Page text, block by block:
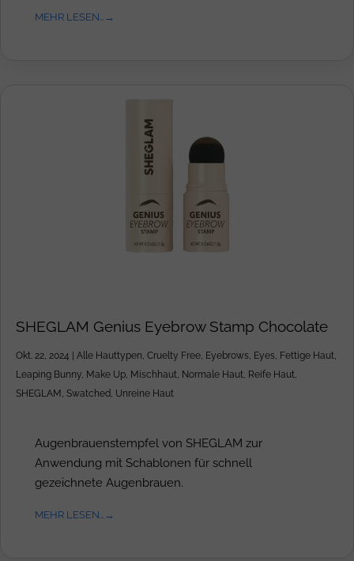
MEHR LESEN...
SHEGLAM Genius Eyebrow Stamp Chocolate
Okt. 22, 2024 Alle Hauttypen, Cruelty Free, Eyebrows, Eyes, Fettige Haut,
Leaping Bunny, Make Up, Mischhaut, Normale Haut, Reife Haut,
SHEGLAM , Swatched, Unreine Haut
Augenbrauenstempfel von SHEGLAM zur
Anwendung mit Schablonen für schnell
gezeichnete Augenbrauen.
MEHR LESEN...